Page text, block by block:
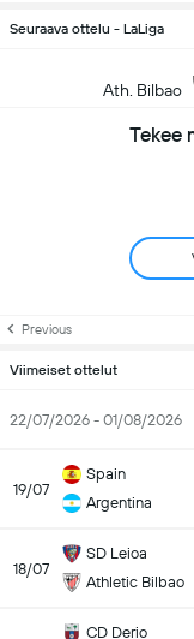
Seuraava ottelu - LaLiga
Ath. Bilbao
Tekee
Previous
Viimeiset ottelut
22/07/2026 - 01/08/2026
19/07
Spain
Argentina
18/07
SD Leioa
Athletic Bilbao
CD Derio